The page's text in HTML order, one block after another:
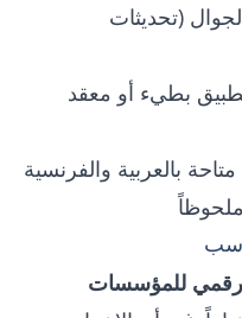
(تحديثات
بطيء أو معقد
بالعربية والفرنسية
للمؤسسات